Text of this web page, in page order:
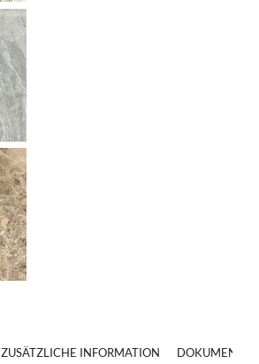
ZUSÄTZLICHE INFORMATION DOKUMENTE